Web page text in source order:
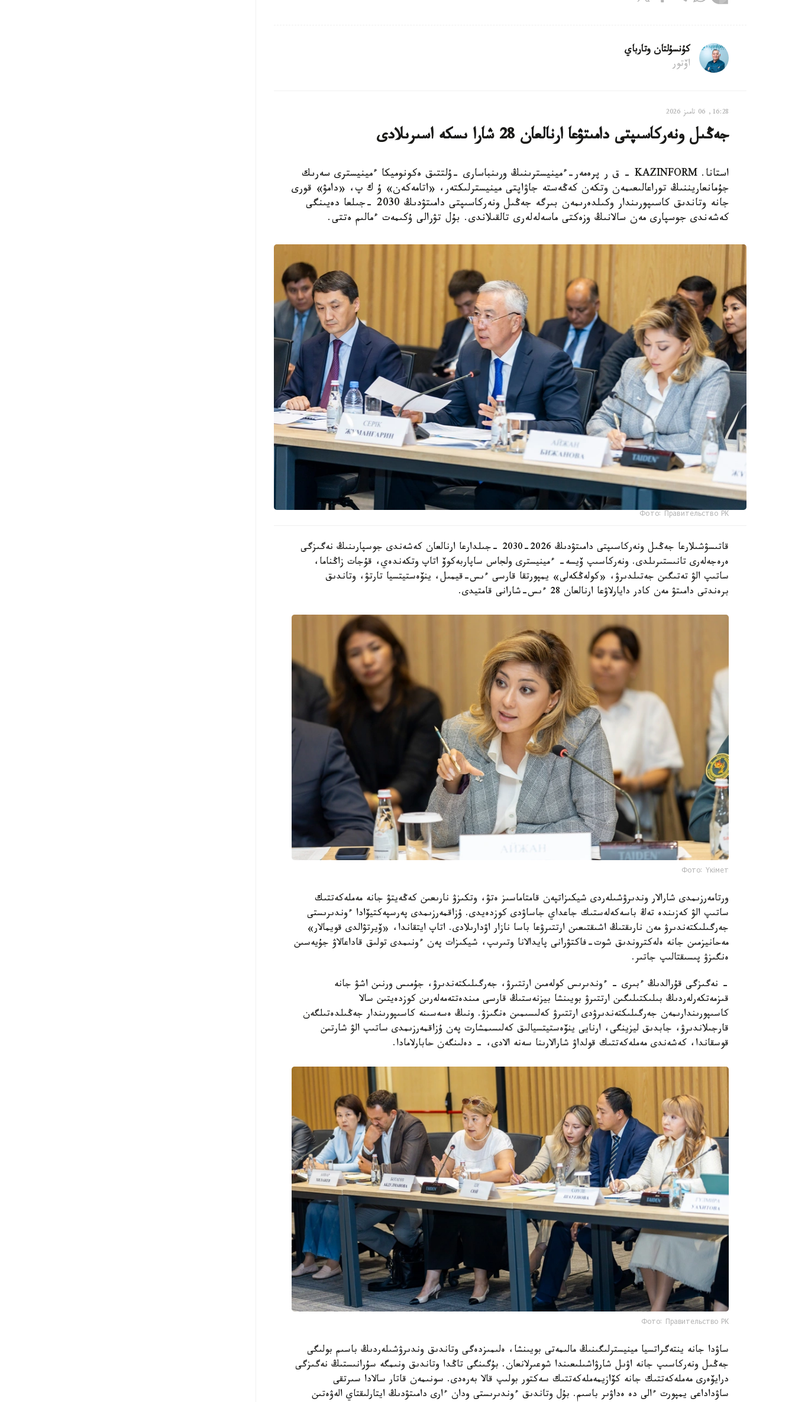
كۇنسۇلتان وتارباي
اۆتور
16:28, 06 تامىز 2026
جەڭىل ونەركاسىپتى دامىتۋعا ارنالعان 28 شارا ىسكە اسىرىلادى
استانا. KAZINFORM - ق ر پرەمەر-ءمينيسترىنىڭ ورىنباسارى -ۇلتتىق ەكونوميكا ءمينيسترى سەرىك
جۇمانعاريننىڭ توراعالىعىمەن وتكەن كەڭەستە جاۋاپتى مينيسترلىكتەر، «اتامەكەن» ۇ ك پ، «دامۋ» قورى
جانە وتاندىق كاسىپورىندار وكىلدەرىمەن بىرگە جەڭىل ونەركاسىپتى دامىتۋدىڭ 2030 -جىلعا دەيىنگى
كەشەندى جوسپارى مەن سالانىڭ وزەكتى ماسەلەلەرى تالقىلاندى. بۇل تۋرالى ۇكىمەت ءمالىم ەتتى.
Фото: Правительство РК
قاتىسۋشىلارعا جەڭىل ونەركاسىپتى دامىتۋدىڭ 2026-2030 -جىلدارعا ارنالعان كەشەندى جوسپارىنىڭ نەگىزگى
ەرەجەلەرى تانىستىرىلدى. ونەركاسىپ ۆيسە- ءمينيسترى ولجاس ساپاربەكوۆ اتاپ وتكەندەي، قۇجات زاڭناما،
ساتىپ الۋ تەتىگىن جەتىلدىرۋ، «كولەڭكەلى» يمپورتقا قارسى ءىس-قيمىل، ينۆەستيتسيا تارتۋ، وتاندىق
برەندتى دامىتۋ مەن كادر دايارلاۋعا ارنالعان 28 ءىس-شارانى قامتيدى.
Фото: Үкімет
ورتامەرزىمدى شارالار وندىرۋشىلەردى شيكىزاتپەن قامتاماسىز ەتۋ، وتكىزۋ نارىعىن كەڭەيتۋ جانە مەملەكەتتىك
ساتىپ الۋ كەزىندە تەڭ باسەكەلەستىك جاعداي جاساۋدى كوزدەيدى. ۇزاقمەرزىمدى پەرسپەكتيۆادا ءوندىرىستى
جەرگىلىكتەندىرۋ مەن نارىقتىڭ اشىقتىعىن ارتتىرۋعا باسا نازار اۋدارىلادى. اتاپ ايتقاندا، «ۆيرتۋالدى قويمالار»
مەحانيزمىن جانە ەلەكتروندىق شوت-فاكتۋرانى پايدالانا وتىرىپ، شيكىزات پەن ءونىمدى تولىق قاداعالاۋ جۇيەسىن
ەنگىزۋ پىسىقتالىپ جاتىر.
- نەگىزگى قۇرالدىڭ ءبىرى - ءوندىرىس كولەمىن ارتتىرۋ، جەرگىلىكتەندىرۋ، جۇمىس ورنىن اشۋ جانە
قىزمەتكەرلەردىڭ بىلىكتىلىگىن ارتتىرۋ بويىنشا بيزنەستىڭ قارسى مىندەتتەمەلەرىن كوزدەيتىن سالا
كاسىپورىندارىمەن جەرگىلىكتەندىرۋدى ارتتىرۋ كەلىسىمىن ەنگىزۋ. ونىڭ ەسەسىنە كاسىپورىندار جەڭىلدەتىلگەن
قارجىلاندىرۋ، جابدىق ليزينگى، ارنايى ينۆەستيتسيالىق كەلىسىمشارت پەن ۇزاقمەرزىمدى ساتىپ الۋ شارتىن
قوسقاندا، كەشەندى مەملەكەتتىك قولداۋ شارالارىنا سەنە الادى، - دەلىنگەن حابارلامادا.
Фото: Правительство РК
ساۋدا جانە ينتەگراتسيا مينيسترلىگىنىڭ مالىمەتى بويىنشا، ەلىمىزدەگى وتاندىق وندىرۋشىلەردىڭ باسىم بولىگى
جەڭىل ونەركاسىپ جانە اۋىل شارۋاشىلىعىندا شوعىرلانعان. بۇگىنگى تاڭدا وتاندىق ونىمگە سۇرانىستىڭ نەگىزگى
درايۆەرى مەملەكەتتىك جانە كۆازيمەملەكەتتىك سەكتور بولىپ قالا بەرەدى. سونىمەن قاتار سالادا سىرتقى
ساۋداداعى يمپورت ءالى دە ەداۋىر باسىم. بۇل وتاندىق ءوندىرىستى ودان ءارى دامىتۋدىڭ ايتارلىقتاي الەۋەتىن